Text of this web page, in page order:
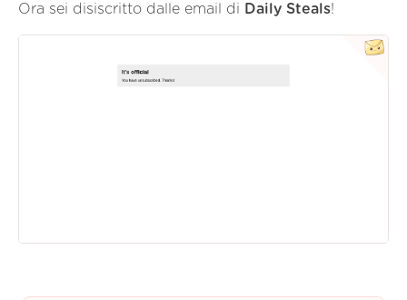
Ora sei disiscritto dalle email di Daily Steals!